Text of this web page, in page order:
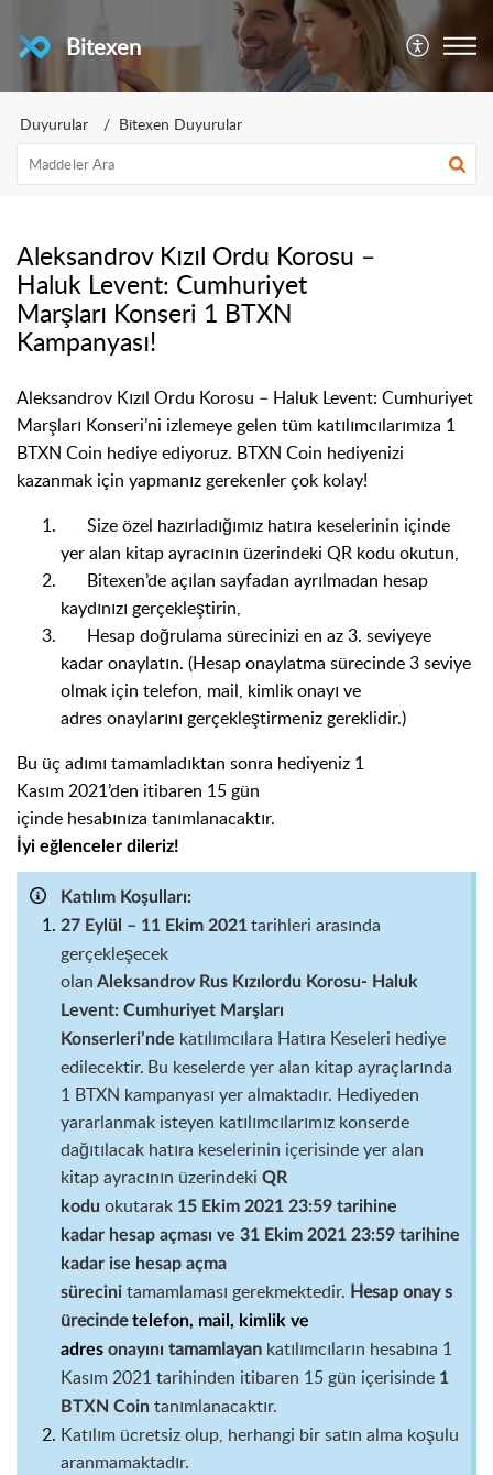
Bitexen
Duyurular Bitexen Duyurular
Aleksandrov Kızıl Ordu Korosu –
Haluk Levent: Cumhuriyet
Marşları Konseri 1 BTXN
Kampanyası!
Aleksandrov Kızıl Ordu Korosu – Haluk Levent: Cumhuriyet
Marşları Konseri’ni izlemeye gelen tüm katılımcılarımıza 1
BTXN Coin hediye ediyoruz. BTXN Coin hediyenizi
kazanmak için yapmanız gerekenler çok kolay!
Size özel hazırladığımız hatıra keselerinin içinde
yer alan kitap ayracının üzerindeki QR kodu okutun,
Bitexen’deaçılan sayfadan ayrılmadan hesap
kaydınızı gerçekleştirin,
Hesapdoğrulama sürecinizi en az 3. seviyeye
kadaronaylatın. (Hesap onaylatma sürecinde3 seviye
olmak için telefon, mail, kimlik onayı ve
adresonaylarını gerçekleştirmeniz gereklidir.)
Bu üç adımı tamamladıktan sonra hediyeniz 1
Kasım2021’den itibaren 15 gün
içinde hesabınıza tanımlanacaktır.
İyi eğlenceler dileriz!
Katılım Koşulları:
27 Eylül – 11 Ekim 2021tarihleri arasında
gerçekleşecek
olan Aleksandrov Rus Kızılordu Korosu- Haluk
Levent: Cumhuriyet Marşları
Konserleri’nde katılımcılara Hatıra Keseleri hediye
edilecektir. Bu keselerde yer alan kitap ayraçlarında
1 BTXN kampanyası yer almaktadır. Hediyeden
yararlanmak isteyen katılımcılarımız konserde
dağıtılacak hatıra keselerinin içerisinde yer alan
kitap ayracının üzerindeki QR
kodu okutarak 15 Ekim 2021 23:59 tarihine
kadar hesap açması ve 31 Ekim 2021 23:59 tarihine
kadar ise hesap açma
sürecini tamamlaması gerekmektedir. Hesaponays
ürecindetelefon, mail, kimlik ve
adres onayını tamamlayan katılımcıların hesabına 1
Kasım2021tarihinden itibaren 15 gün içerisinde 1
BTXN Coin tanımlanacaktır.
Katılım ücretsiz olup, herhangi bir satın alma koşulu
aranmamaktadır.